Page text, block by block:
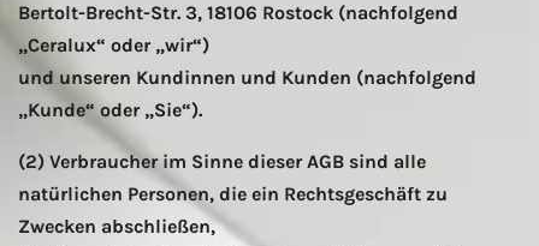
Bertolt-Brecht-Str. 3, 18106 Rostock (nachfolgend
„Ceralux“ oder „wir“)
und unseren Kundinnen und Kunden (nachfolgend
„Kunde“ oder „Sie“).
(2) Verbraucher im Sinne dieser AGB sind alle
natürlichen Personen, die ein Rechtsgeschäft zu
Zwecken abschließen,